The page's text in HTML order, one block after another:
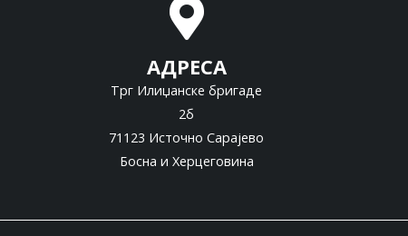
АДРЕСА
Трг Илиџанске бригаде
2б
71123 Источно Сарајево
Босна и Херцеговина